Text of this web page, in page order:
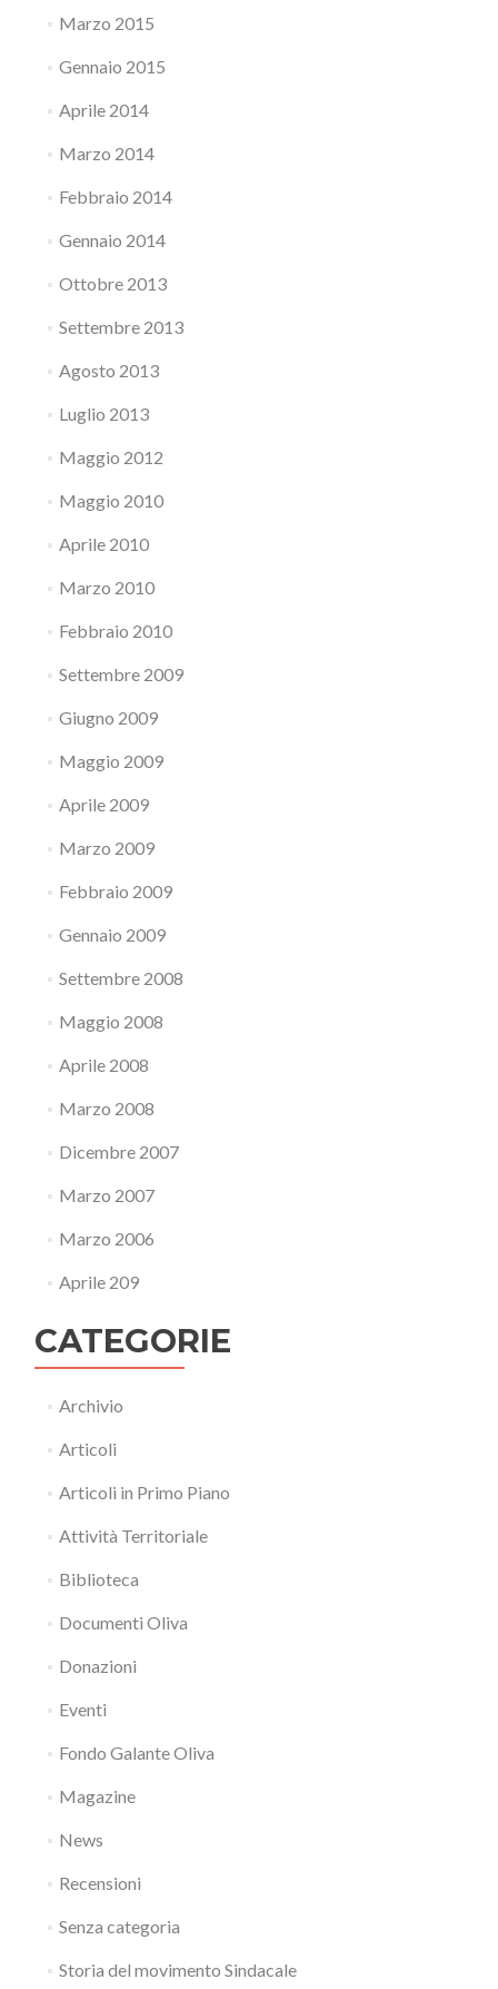
Marzo 2015
Gennaio 2015
Aprile 2014
Marzo 2014
Febbraio 2014
Gennaio 2014
Ottobre 2013
Settembre 2013
Agosto 2013
Luglio 2013
Maggio 2012
Maggio 2010
Aprile 2010
Marzo 2010
Febbraio 2010
Settembre 2009
Giugno 2009
Maggio 2009
Aprile 2009
Marzo 2009
Febbraio 2009
Gennaio 2009
Settembre 2008
Maggio 2008
Aprile 2008
Marzo 2008
Dicembre 2007
Marzo 2007
Marzo 2006
Aprile 209
CATEGORIE
Archivio
Articoli
Articoli in Primo Piano
Attività Territoriale
Biblioteca
Documenti Oliva
Donazioni
Eventi
Fondo Galante Oliva
Magazine
News
Recensioni
Senza categoria
Storia del movimento Sindacale